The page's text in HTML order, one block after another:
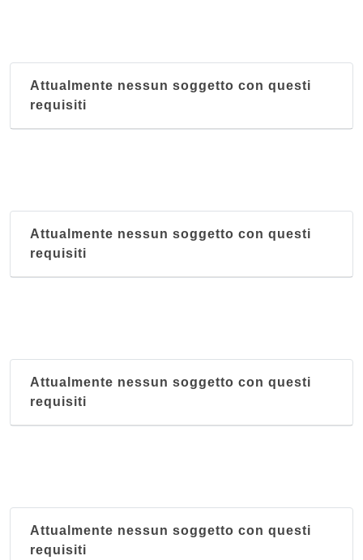
Attualmente nessun soggetto con questi
requisiti
Attualmente nessun soggetto con questi
requisiti
Attualmente nessun soggetto con questi
requisiti
Attualmente nessun soggetto con questi
requisiti